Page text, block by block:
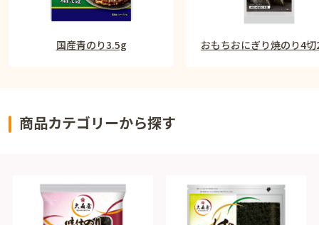
国産青のり3.5g おもちおにぎり焼のり4
商品カテゴリーから探す